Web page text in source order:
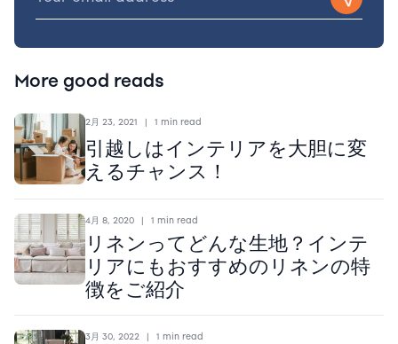
More good reads
2月 23, 2021 | 1 min read
引越しはインテリアを大胆に変
えるチャンス！
4月 8, 2020 | 1 min read
リネンってどんな生地？インテ
リアにもおすすめのリネンの特
徴をご紹介
3月 30, 2022 | 1 min read